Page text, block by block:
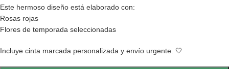
Este hermoso diseño está elaborado con:
Rosas rojas
Flores de temporada seleccionadas
Incluye cinta marcada personalizada y envío urgente. 🤍